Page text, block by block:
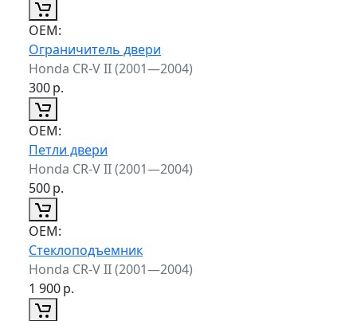
ОЕМ:
Ограничитель двери
Honda CR-V II (2001—2004)
300р.
ОЕМ:
Петли двери
Honda CR-V II (2001—2004)
500р.
ОЕМ:
Стеклоподъемник
Honda CR-V II (2001—2004)
1 900р.